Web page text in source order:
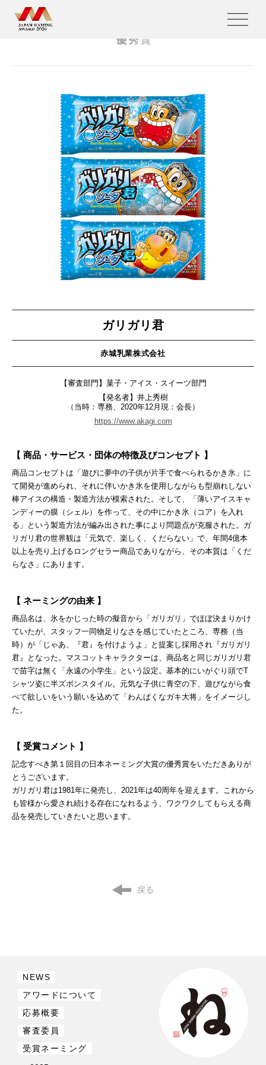
ガリガリ君
赤城乳業株式会社
【審査部門】菓子・アイス・スイーツ部門
【発名者】井上秀樹
（当時：専務、2020年12月現：会長）
https://www.akagi.com
【 商品・サービス・団体の特徴及びコンセプト 】
商品コンセプトは「遊びに夢中の子供が片手で食べられるかき氷」に
て開発が進められ、それに伴いかき氷を使用しながらも型崩れしない
棒アイスの構造・製造方法が模索された。そして、「薄いアイスキャ
ンディーの膜（シェル）を作って、その中にかき氷（コア）を入れ
る」という製造方法が編み出された事により問題点が克服された。ガ
リガリ君の世界観は「元気で、楽しく、くだらない」で、年間4億本
以上を売り上げるロングセラー商品でありながら、その本質は「くだ
らなさ」にあります。
【 ネーミングの由来 】
商品名は、氷をかじった時の擬音から「ガリガリ」でほぼ決まりかけ
ていたが、スタッフ一同物足りなさを感じていたところ、専務（当
時）が「じゃあ、『君』を付けようよ」と提案し採用され『ガリガリ
君』となった。マスコットキャラクターは、商品名と同じガリガリ君
で苗字は無く「永遠の小学生」という設定。基本的にいがぐり頭でT
シャツ姿に半ズボンスタイル。元気な子供に青空の下、遊びながら食
べて欲しいをいう願いを込めて「わんぱくなガキ大将」をイメージし
た。
【 受賞コメント 】
記念すべき第１回目の日本ネーミング大賞の優秀賞をいただきありが
とうございます。
ガリガリ君は1981年に発売し、2021年は40周年を迎えます。これから
も皆様から愛され続ける存在になれるよう、ワクワクしてもらえる商
品を発売していきたいと思います。
戻る
NEWS
アワードについて
応募概要
審査委員
受賞ネーミング